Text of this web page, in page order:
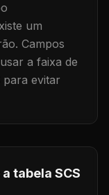
um
Campos
a faixa de
para evitar
tabela SCS